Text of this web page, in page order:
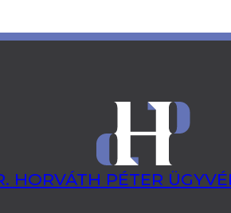
HORVÁTH PÉTER